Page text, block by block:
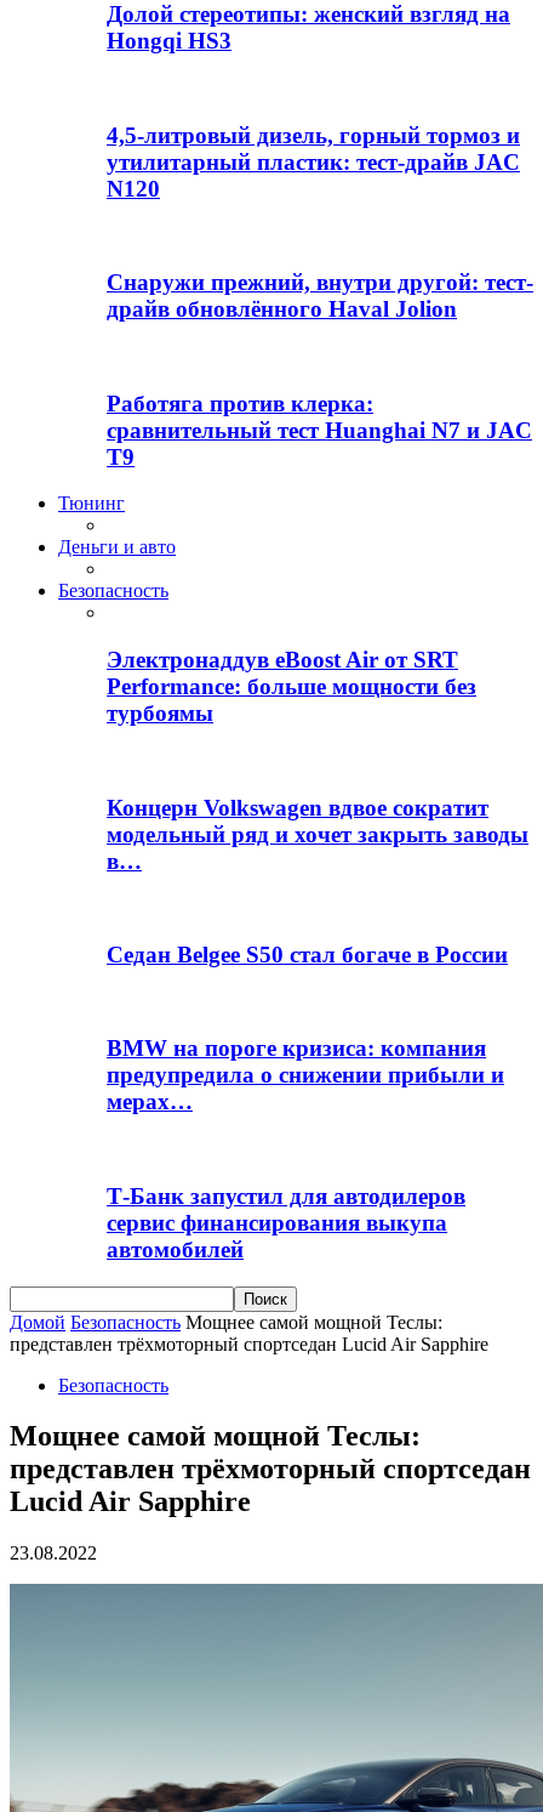
Долой стереотипы: женский взгляд на
Hongqi HS3
4,5-литровый дизель, горный тормоз и
утилитарный пластик: тест-драйв JAC
N120
Снаружи прежний, внутри другой: тест-
драйв обновлённого Haval Jolion
Работяга против клерка:
сравнительный тест Huanghai N7 и JAC
T9
Тюнинг
Деньги и авто
Безопасность
Электронаддув eBoost Air от SRT
Performance: больше мощности без
турбоямы
Концерн Volkswagen вдвое сократит
модельный ряд и хочет закрыть заводы
в…
Седан Belgee S50 стал богаче в России
BMW на пороге кризиса: компания
предупредила о снижении прибыли и
мерах…
Т-Банк запустил для автодилеров
сервис финансирования выкупа
автомобилей
Домой Безопасность Мощнее самой мощной Теслы:
представлен трёхмоторный спортседан Lucid Air Sapphire
Безопасность
Мощнее самой мощной Теслы:
представлен трёхмоторный спортседан
Lucid Air Sapphire
23.08.2022